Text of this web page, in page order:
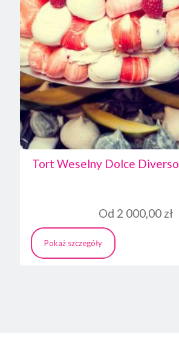
Tort Weselny Dolce Diverso
Od 2 000,00 zł
Pokaż szczegóły